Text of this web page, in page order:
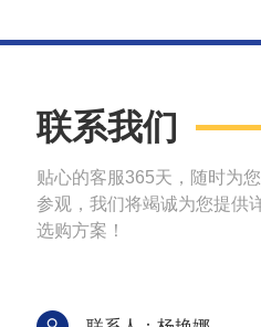
联系我们
贴心的客服365天，随时为
参观，我们将竭诚为您提供
选购方案！